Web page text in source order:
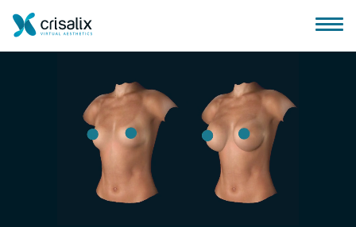
Главная хирурга
Бизнес Платформа